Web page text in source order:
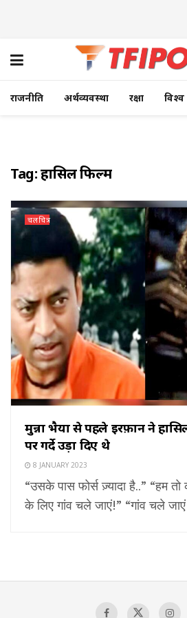
राजनीति अर्थव्यवस्था रक्षा विश्व
Tag:हासिल फिल्म
चलचित्र
मुन्ना भैया से पहले इरफ़ान ने
पर गर्दे उड़ा दिए थे
8 JANUARY 2023
“उसके पास फोर्स ज़्यादा है..” “हम
के लिए गांव चले जाएं!” “गांव चले जाएं